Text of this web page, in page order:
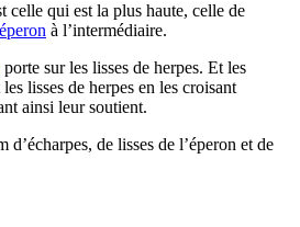
celle qui est la plus haute, celle de
éperon à l’intermédiaire.
porte sur les lisses de herpes. Et les
lisses de herpes en les croisant
ainsi leur soutient.
de lisses de l’éperon et de